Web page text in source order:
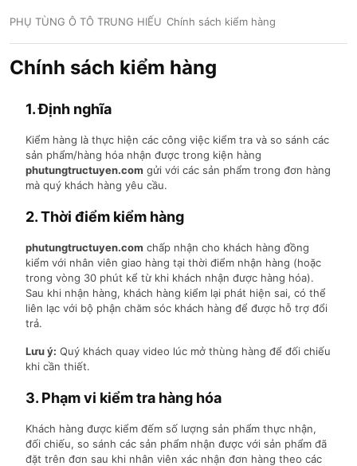
PHỤ TÙNG Ô TÔ TRUNG HIẾU Chính sách kiểm hàng
Chính sách kiểm hàng
1. Định nghĩa
Kiểm hàng là thực hiện các công việc kiểm tra và so sánh các
sản phẩm/hàng hóa nhận được trong kiện hàng
phutungtructuyen.com gửi với các sản phẩm trong đơn hàng
mà quý khách hàng yêu cầu.
2. Thời điểm kiểm hàng
phutungtructuyen.com chấp nhận cho khách hàng đồng
kiểm với nhân viên giao hàng tại thời điểm nhận hàng (hoặc
trong vòng 30 phút kể từ khi khách nhận được hàng hóa).
Sau khi nhận hàng, khách hàng kiểm lại phát hiện sai, có thể
liên lạc với bộ phận chăm sóc khách hàng để được hỗ trợ đổi
trả.
Lưu ý: Quý khách quay video lúc mở thùng hàng để đối chiếu
khi cần thiết.
3. Phạm vi kiểm tra hàng hóa
Khách hàng được kiểm đếm số lượng sản phẩm thực nhận,
đối chiếu, so sánh các sản phẩm nhận được với sản phẩm đã
đặt trên đơn sau khi nhân viên xác nhận đơn hàng theo các